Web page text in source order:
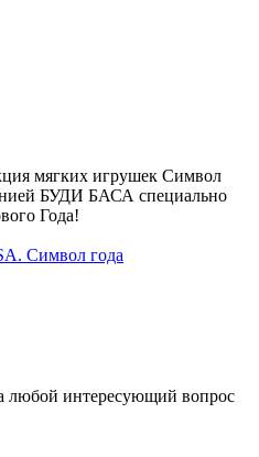
мягких игрушек Символ
БУДИ БАСА специально
Года!
Символ года
любой интересующий вопрос